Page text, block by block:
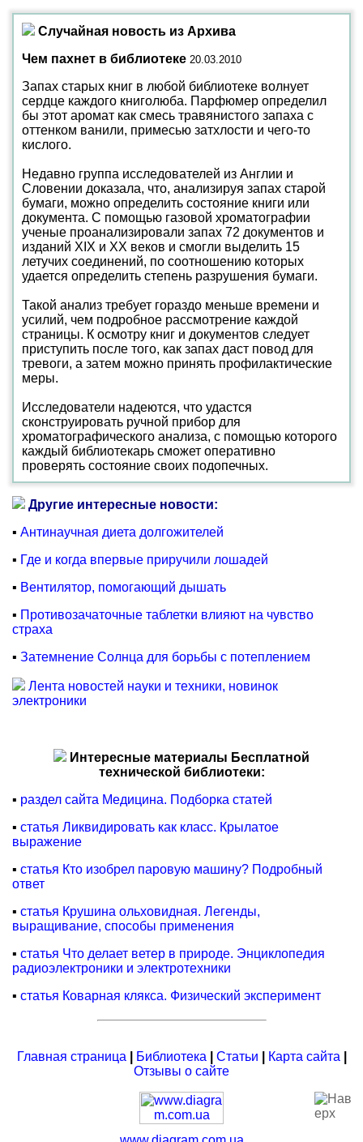
Случайная новость из Архива
Чем пахнет в библиотеке 20.03.2010
Запах старых книг в любой библиотеке волнует
сердце каждого книголюба. Парфюмер определил
бы этот аромат как смесь травянистого запаха с
оттенком ванили, примесью затхлости и чего-то
кислого.
Недавно группа исследователей из Англии и
Словении доказала, что, анализируя запах старой
бумаги, можно определить состояние книги или
документа. С помощью газовой хроматографии
ученые проанализировали запах 72 документов и
изданий XIX и XX веков и смогли выделить 15
летучих соединений, по соотношению которых
удается определить степень разрушения бумаги.
Такой анализ требует гораздо меньше времени и
усилий, чем подробное рассмотрение каждой
страницы. К осмотру книг и документов следует
приступить после того, как запах даст повод для
тревоги, а затем можно принять профилактические
меры.
Исследователи надеются, что удастся
сконструировать ручной прибор для
хроматографического анализа, с помощью которого
каждый библиотекарь сможет оперативно
проверять состояние своих подопечных.
Другие интересные новости:
▪ Антинаучная диета долгожителей
▪ Где и когда впервые приручили лошадей
▪ Вентилятор, помогающий дышать
▪ Противозачаточные таблетки влияют на чувство
страха
▪ Затемнение Солнца для борьбы с потеплением
Лента новостей науки и техники, новинок
электроники
Интересные материалы Бесплатной
технической библиотеки:
▪ раздел сайта Медицина. Подборка статей
▪ статья Ликвидировать как класс. Крылатое
выражение
▪ статья Кто изобрел паровую машину? Подробный
ответ
▪ статья Крушина ольховидная. Легенды,
выращивание, способы применения
▪ статья Что делает ветер в природе. Энциклопедия
радиоэлектроники и электротехники
▪ статья Коварная клякса. Физический эксперимент
Главная страница Библиотека Статьи Карта сайта
Отзывы о сайте